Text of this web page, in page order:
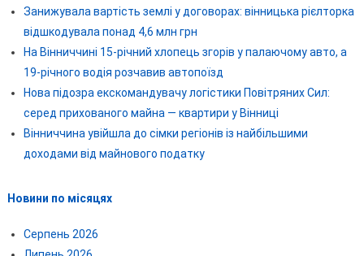
Занижувала вартість землі у договорах: вінницька рієлторка
відшкодувала понад 4,6 млн грн
На Вінниччині 15-річний хлопець згорів у палаючому авто, а
19-річного водія розчавив автопоїзд
Нова підозра екскомандувачу логістики Повітряних Сил:
серед прихованого майна — квартири у Вінниці
Вінниччина увійшла до сімки регіонів із найбільшими
доходами від майнового податку
Новини по місяцях
Серпень 2026